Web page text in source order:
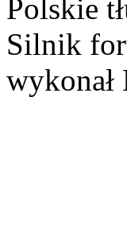
Polskie
Silnik